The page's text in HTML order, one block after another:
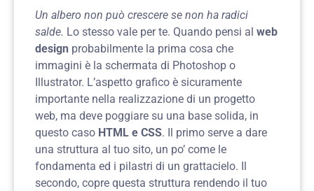
Un albero non può crescere se non ha radici
salde. Lo stesso vale per te. Quando pensi al web
design probabilmente la prima cosa che
immagini è la schermata di Photoshop o
Illustrator. L’aspetto grafico è sicuramente
importante nella realizzazione di un progetto
web, ma deve poggiare su una base solida, in
questo caso HTML e CSS. Il primo serve a dare
una struttura al tuo sito, un po’ come le
fondamenta ed i pilastri di un grattacielo. Il
secondo, copre questa struttura rendendo il tuo